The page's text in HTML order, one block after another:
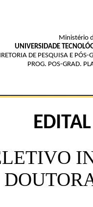
Ministério
UNIVERSIDADE
DE PESQUISA E
PROG. POS-GRAD.